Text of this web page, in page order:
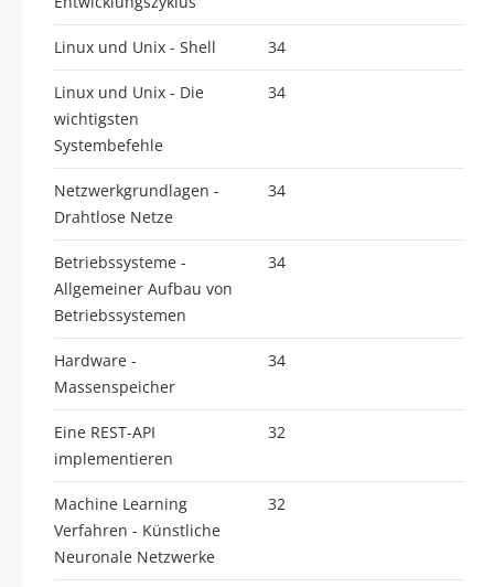
Linux und Unix - Shell 34
Linux und Unix - Die
wichtigsten
Systembefehle
34
Netzwerkgrundlagen -
Drahtlose Netze
34
Betriebssysteme -
Allgemeiner Aufbau von
Betriebssystemen
34
Hardware -
Massenspeicher
34
Eine REST-API
implementieren
32
Machine Learning
Verfahren - Künstliche
Neuronale Netzwerke
32